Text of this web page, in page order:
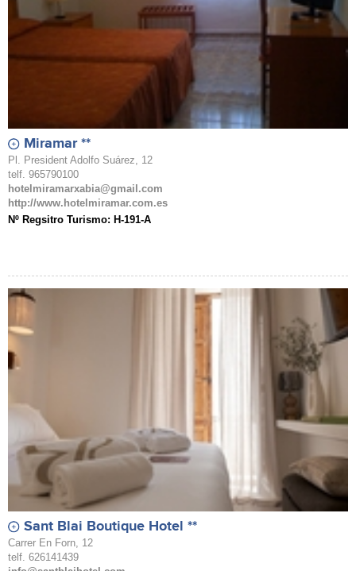
Miramar **
Pl. President Adolfo Suárez, 12
telf. 965790100
hotelmiramarxabia@gmail.com
http://www.hotelmiramar.com.es
Nº Regsitro Turismo: H-191-A
Sant Blai Boutique Hotel **
Carrer En Forn, 12
telf. 626141439